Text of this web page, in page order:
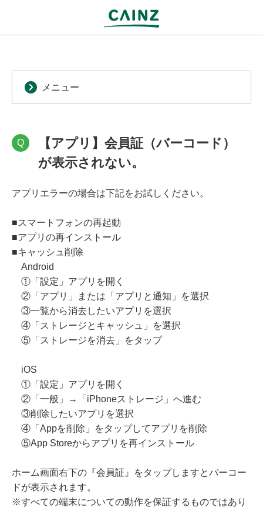
メニュー
Q
【アプリ】会員証（バーコード）
が表示されない。
アプリエラーの場合は下記をお試しください。
■スマートフォンの再起動
■アプリの再インストール
■キャッシュ削除
Android
①「設定」アプリを開く
②「アプリ」または「アプリと通知」を選択
③一覧から消去したいアプリを選択
④「ストレージとキャッシュ」を選択
⑤「ストレージを消去」をタップ
iOS
①「設定」アプリを開く
②「一般」→「iPhoneストレージ」へ進む
③削除したいアプリを選択
④「Appを削除」をタップしてアプリを削除
⑤App Storeからアプリを再インストール
ホーム画面右下の『会員証』をタップしますとバーコー
ドが表示されます。
※すべての端末についての動作を保証するものではあり